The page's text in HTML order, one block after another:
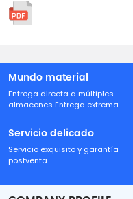
Mundo material
Entrega directa a múltiples
almacenes Entrega extrema
Servicio delicado
Servicio exquisito y garantía
postventa.